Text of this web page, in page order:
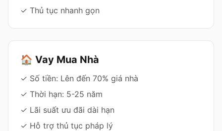
✓ Thủ tục nhanh gọn
🏠 Vay Mua Nhà
✓ Số tiền: Lên đến 70% giá nhà
✓ Thời hạn: 5-25 năm
✓ Lãi suất ưu đãi dài hạn
✓ Hỗ trợ thủ tục pháp lý